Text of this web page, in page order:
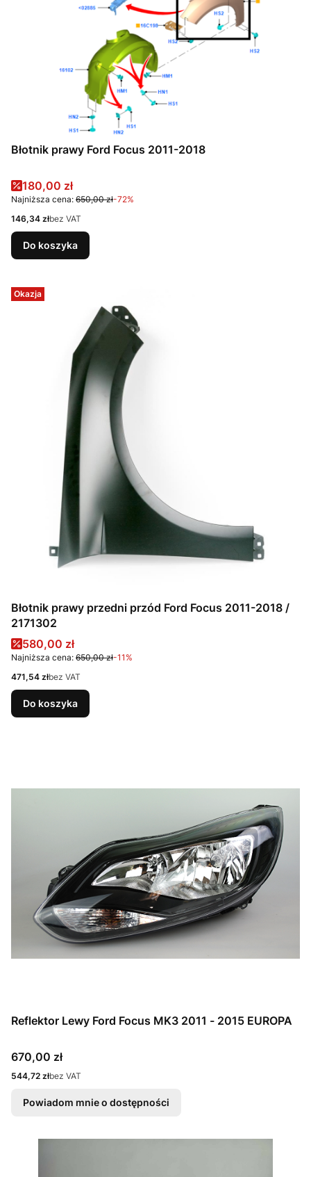
Błotnik prawy Ford Focus 2011-2018
Cena promocyjna
180,00 zł
Najniższa cena: 650,00 zł-72%
Cena
146,34 złbez VAT
Do koszyka
Okazja
Błotnik prawy przedni przód Ford Focus 2011-2018 /
2171302
Cena promocyjna
580,00 zł
Najniższa cena: 650,00 zł-11%
Cena
471,54 złbez VAT
Do koszyka
Reflektor Lewy Ford Focus MK3 2011 - 2015 EUROPA
Cena
670,00 zł
Cena
544,72 złbez VAT
Powiadom mnie o dostępności